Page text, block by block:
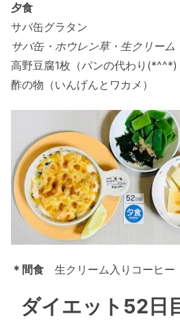
夕食
サバ缶グラタン
サバ缶・ホウレン草・生クリー
高野豆腐1枚（パンの代わり(*^^*)
酢の物（いんげんとワカメ）
＊間食 生クリーム入りコーヒー
ダイエット52日